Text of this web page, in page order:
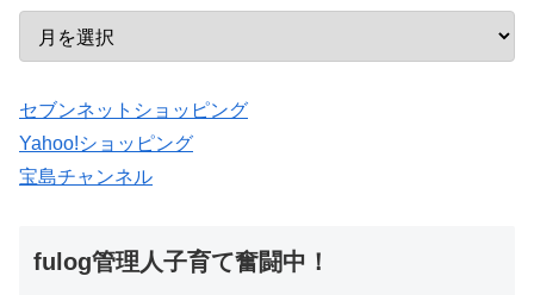
セブンネットショッピング
Yahoo!ショッピング
宝島チャンネル
fulog管理人子育て奮闘中！